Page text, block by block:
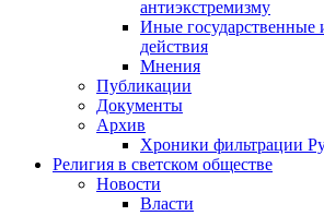
антиэкстремизму
Иные государственные
действия
Мнения
Публикации
Документы
Архив
Хроники фильтрации
Религия в светском обществе
Новости
Власти